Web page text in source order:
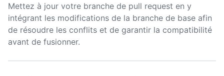
Mettez à jour votre branche de pull request en y
intégrant les modifications de la branche de base afin
de résoudre les conflits et de garantir la compatibilité
avant de fusionner.